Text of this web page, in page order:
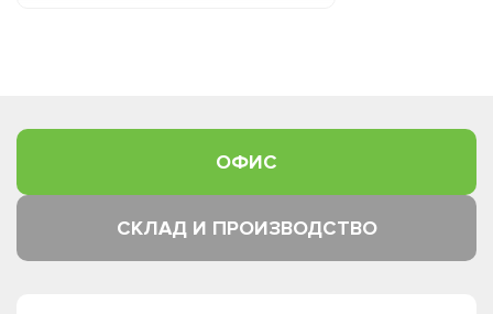
ОФИС
СКЛАД И ПРОИЗВОДСТВО